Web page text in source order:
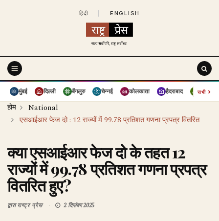
हिंदी ENGLISH
मुंबई दिल्ली बेंगलुरु चेन्नई कोलकाता हैदराबाद पुणे
सभी›
होम
National
एसआईआर फेज दो : 12 राज्यों में 99.78 प्रतिशत गणना प्रपत्र वितरित
क्या एसआईआर फेज दो के तहत 12
राज्यों में 99.78 प्रतिशत गणना प्रपत्र
वितरित हुए?
द्वाराराष्ट्र प्रेस 2 दिसंबर 2025